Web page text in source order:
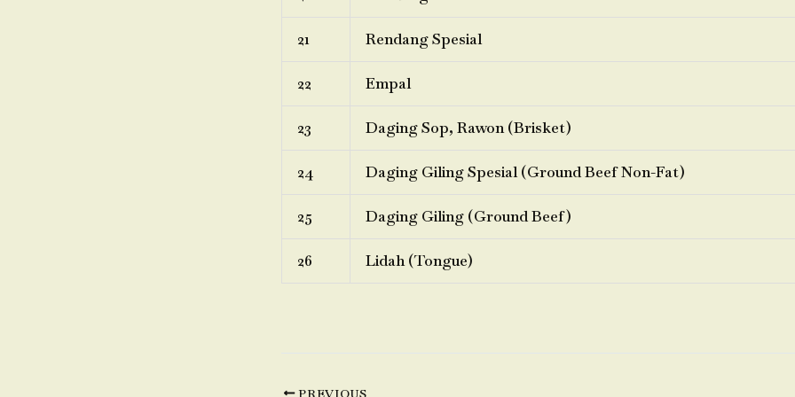
21 Rendang Spesial
22 Empal
23 Daging Sop, Rawon (Brisket)
24 Daging Giling Spesial (Ground Beef Non-Fat)
25 Daging Giling (Ground Beef)
26 Lidah (Tongue)
PREVIOUS